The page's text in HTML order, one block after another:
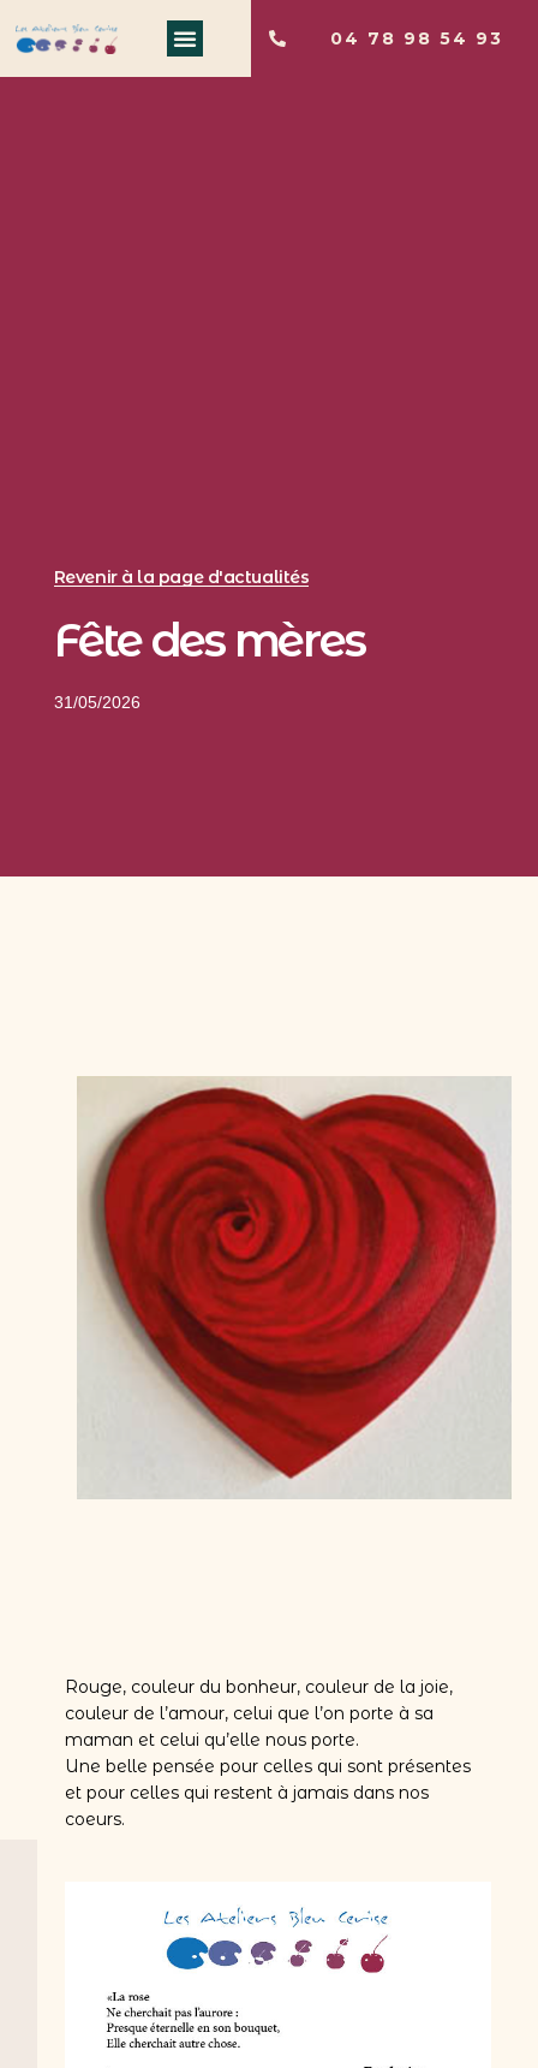
04 78 98 54 93
Revenir à la page d'actualités
Fête des mères
31/05/2026
Rouge, couleur du bonheur, couleur de la joie,
couleur de l’amour, celui que l’on porte à sa
maman et celui qu’elle nous porte.
Une belle pensée pour celles qui sont présentes
et pour celles qui restent à jamais dans nos
coeurs.